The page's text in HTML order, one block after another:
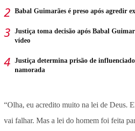
Babal Guimarães é preso após agredir
Justiça toma decisão após Babal
vídeo
Justiça determina prisão de
namorada
“Olha, eu acredito muito na lei de Deus.
vai falhar. Mas a lei do homem foi feita